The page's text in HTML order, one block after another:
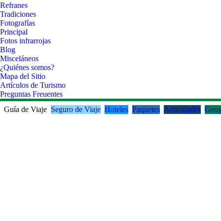
Refranes
Tradiciones
Fotografías
Principal
Fotos infrarrojas
Blog
Misceláneos
¿Quiénes somos?
Mapa del Sitio
Artículos de Turismo
Preguntas Freuentes
Guía de Viaje Seguro de Viaje Hoteles Paquetes Actividades